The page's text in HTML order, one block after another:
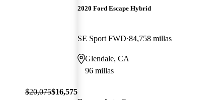
$20,075$16,575
2020 Ford Escape Hybrid
SE Sport FWD 84,758 millas
Glendale, CA
96 millas